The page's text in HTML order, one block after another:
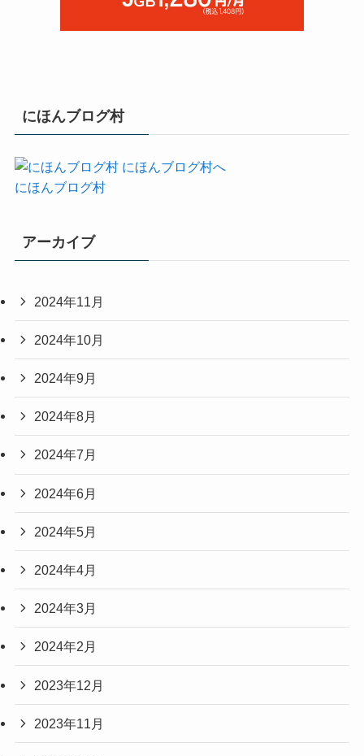
にほんブログ村
にほんブログ村
アーカイブ
2024年11月
2024年10月
2024年9月
2024年8月
2024年7月
2024年6月
2024年5月
2024年4月
2024年3月
2024年2月
2023年12月
2023年11月